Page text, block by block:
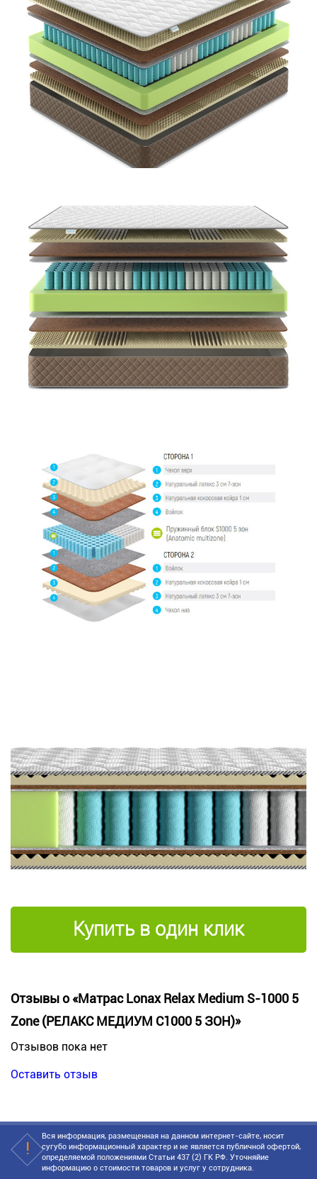
Купить в один клик
Отзывы о «Матрас Lonax Relax Medium S-1000 5
Zone (РЕЛАКС МЕДИУМ C1000 5 ЗОН)»
Отзывов пока нет
Оставить отзыв
Вся информация, размещенная на данном интернет-сайте, носит
сугубо информационный характер и не является публичной офертой,
определяемой положениями Статьи 437 (2) ГК РФ. Уточняйие
информацию о стоимости товаров и услуг у сотрудника.